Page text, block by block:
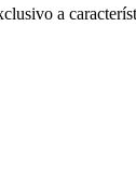
a